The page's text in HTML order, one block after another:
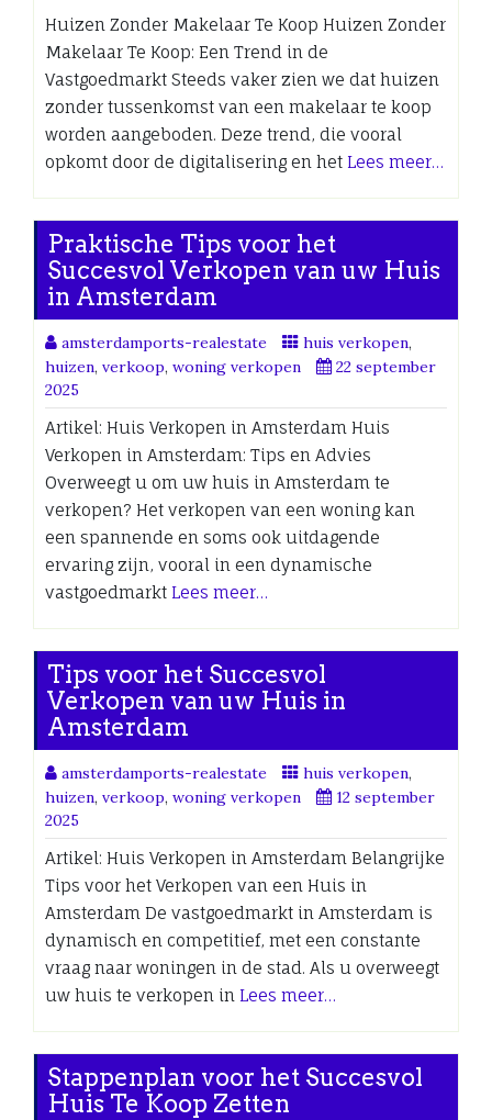
Huizen Zonder Makelaar Te Koop Huizen Zonder
Makelaar Te Koop: Een Trend in de
Vastgoedmarkt Steeds vaker zien we dat huizen
zonder tussenkomst van een makelaar te koop
worden aangeboden. Deze trend, die vooral
opkomt door de digitalisering en het Lees meer…
Praktische Tips voor het
Succesvol Verkopen van uw Huis
in Amsterdam
amsterdamports-realestate huis verkopen,
huizen, verkoop, woning verkopen
22 september
2025
Artikel: Huis Verkopen in Amsterdam Huis
Verkopen in Amsterdam: Tips en Advies
Overweegt u om uw huis in Amsterdam te
verkopen? Het verkopen van een woning kan
een spannende en soms ook uitdagende
ervaring zijn, vooral in een dynamische
vastgoedmarkt Lees meer…
Tips voor het Succesvol
Verkopen van uw Huis in
Amsterdam
amsterdamports-realestate huis verkopen,
huizen, verkoop, woning verkopen
12 september
2025
Artikel: Huis Verkopen in Amsterdam Belangrijke
Tips voor het Verkopen van een Huis in
Amsterdam De vastgoedmarkt in Amsterdam is
dynamisch en competitief, met een constante
vraag naar woningen in de stad. Als u overweegt
uw huis te verkopen in Lees meer…
Stappenplan voor het Succesvol
Huis Te Koop Zetten